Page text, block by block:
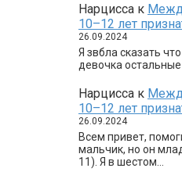
Нарцисса к
10–12 лет
26.09.2024
Я звбла сказать
девочка
Нарцисса к
10–12 лет
26.09.2024
Всем привет,
мальчик, но он
11). Я в шестом…